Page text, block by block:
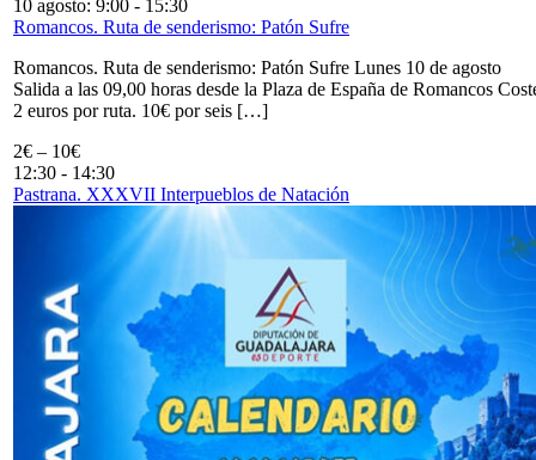
10 agosto: 9:00 - 15:30
Romancos. Ruta de senderismo: Patón Sufre
Romancos. Ruta de senderismo: Patón Sufre Lunes 10 de agosto
Salida a las 09,00 horas desde la Plaza de España de Romancos
2 euros por ruta. 10€ por seis […]
2€ – 10€
12:30 - 14:30
Pastrana. XXXVII Interpueblos de Natación